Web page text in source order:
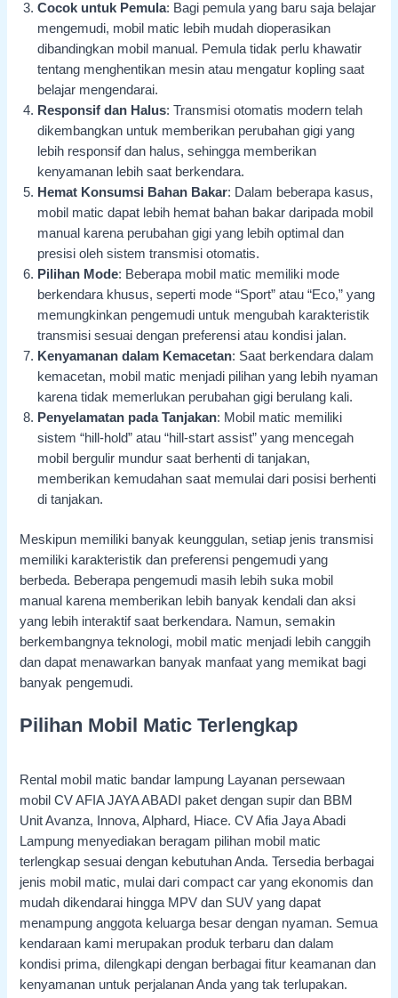
Cocok untuk Pemula: Bagi pemula yang baru saja belajar
mengemudi, mobil matic lebih mudah dioperasikan
dibandingkan mobil manual. Pemula tidak perlu khawatir
tentang menghentikan mesin atau mengatur kopling saat
belajar mengendarai.
Responsif dan Halus: Transmisi otomatis modern telah
dikembangkan untuk memberikan perubahan gigi yang
lebih responsif dan halus, sehingga memberikan
kenyamanan lebih saat berkendara.
Hemat Konsumsi Bahan Bakar: Dalam beberapa kasus,
mobil matic dapat lebih hemat bahan bakar daripada mobil
manual karena perubahan gigi yang lebih optimal dan
presisi oleh sistem transmisi otomatis.
Pilihan Mode: Beberapa mobil matic memiliki mode
berkendara khusus, seperti mode “Sport” atau “Eco,” yang
memungkinkan pengemudi untuk mengubah karakteristik
transmisi sesuai dengan preferensi atau kondisi jalan.
Kenyamanan dalam Kemacetan: Saat berkendara dalam
kemacetan, mobil matic menjadi pilihan yang lebih nyaman
karena tidak memerlukan perubahan gigi berulang kali.
Penyelamatan pada Tanjakan: Mobil matic memiliki
sistem “hill-hold” atau “hill-start assist” yang mencegah
mobil bergulir mundur saat berhenti di tanjakan,
memberikan kemudahan saat memulai dari posisi berhenti
di tanjakan.
Meskipun memiliki banyak keunggulan, setiap jenis transmisi
memiliki karakteristik dan preferensi pengemudi yang
berbeda. Beberapa pengemudi masih lebih suka mobil
manual karena memberikan lebih banyak kendali dan aksi
yang lebih interaktif saat berkendara. Namun, semakin
berkembangnya teknologi, mobil matic menjadi lebih canggih
dan dapat menawarkan banyak manfaat yang memikat bagi
banyak pengemudi.
Pilihan Mobil Matic Terlengkap
Rental mobil matic bandar lampung Layanan persewaan
mobil CV AFIA JAYA ABADI paket dengan supir dan BBM
Unit Avanza, Innova, Alphard, Hiace. CV Afia Jaya Abadi
Lampung menyediakan beragam pilihan mobil matic
terlengkap sesuai dengan kebutuhan Anda. Tersedia berbagai
jenis mobil matic, mulai dari compact car yang ekonomis dan
mudah dikendarai hingga MPV dan SUV yang dapat
menampung anggota keluarga besar dengan nyaman. Semua
kendaraan kami merupakan produk terbaru dan dalam
kondisi prima, dilengkapi dengan berbagai fitur keamanan dan
kenyamanan untuk perjalanan Anda yang tak terlupakan.